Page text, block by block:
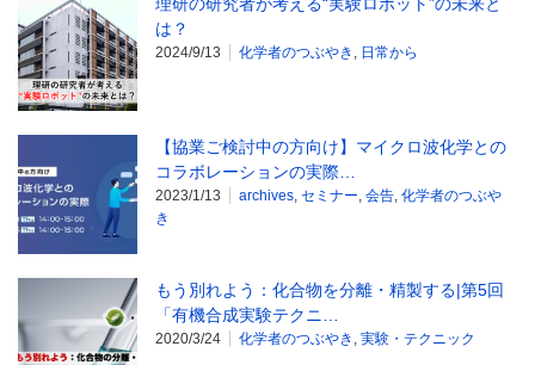
は？
2024/9/13 化学者のつぶやき 日常から
【協業ご検討中の方向け】マイクロ波化学との
コラボレーションの実際…
2023/1/13 archives セミナー 会告 化学者のつぶや
き
もう別れよう：化合物を分離・精製する|第5回
「有機合成実験テクニ…
2020/3/24 化学者のつぶやき 実験・テクニック